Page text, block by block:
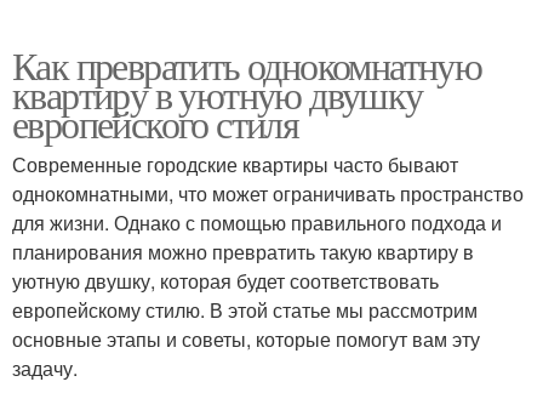
Как превратить однокомнатную
квартиру в уютную двушку
европейского стиля
Современные городские квартиры часто бывают
однокомнатными, что может ограничивать пространство
для жизни. Однако с помощью правильного подхода и
планирования можно превратить такую квартиру в
уютную двушку, которая будет соответствовать
европейскому стилю. В этой статье мы рассмотрим
основные этапы и советы, которые помогут вам эту
задачу.